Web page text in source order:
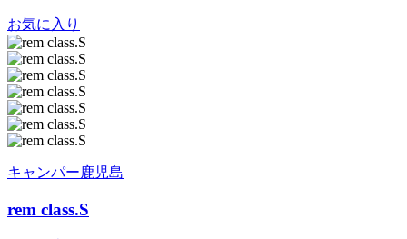
お気に入り
キャンパー鹿児島
rem class.S